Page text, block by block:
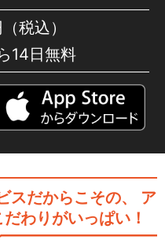
ネスチャージプリキュ
！プリンセスプリキュア
法つかいプリキュア！
税込）
14日無料
だからこその、
ア
わりがいっぱい！